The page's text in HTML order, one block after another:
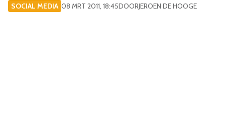
SOCIAL MEDIA 08 MRT 2011, 18:45DOORJEROEN DE HOOGE